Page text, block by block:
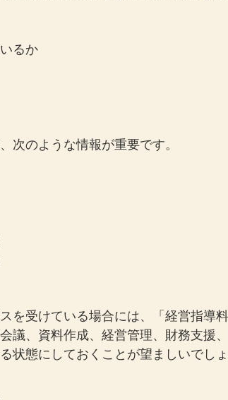
るか
次のような情報が重要です。
を受けている場合には、「経営指導
議、資料作成、経営管理、財務支援
状態にしておくことが望ましいでしょ